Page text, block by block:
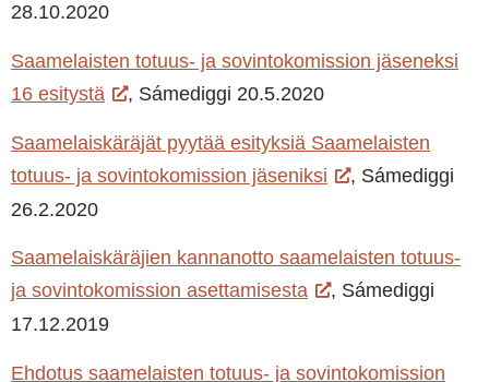
28.10.2020
Saamelaisten totuus- ja sovintokomission jäseneksi
16 esitystä
, Sámediggi 20.5.2020
Saamelaiskäräjät pyytää esityksiä Saamelaisten
totuus- ja sovintokomission jäseniksi
, Sámediggi
26.2.2020
Saamelaiskäräjien kannanotto saamelaisten totuus-
ja sovintokomission asettamisesta
, Sámediggi
17.12.2019
Ehdotus saamelaisten totuus- ja sovintokomission